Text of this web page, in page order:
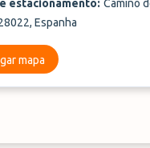
estacionamento: Camino
Espanha
mapa